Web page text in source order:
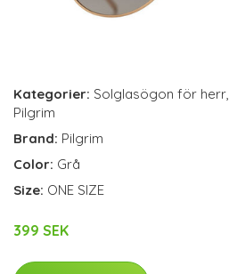
Kategorier: Solglasögon för herr,
Pilgrim
Brand: Pilgrim
Color: Grå
Size: ONE SIZE
399 SEK